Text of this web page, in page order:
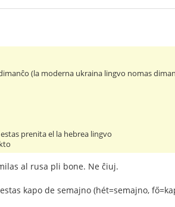
(la moderna ukraina lingvo nomas
prenita el la hebrea lingvo
al rusa pli bone. Ne ĉiuj.
kapo de semajno (hét=semajno,